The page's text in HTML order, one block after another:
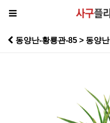
동양난-황룡관-85 > 동양난